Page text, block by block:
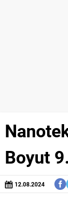
Boyut
12.08.2024